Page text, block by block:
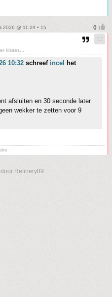
2026 @ 11:29 • 15
kisses...
10:32 schreef incel
het
afsluiten en 30 seconde later
wekker te zetten voor 9
Refinery89